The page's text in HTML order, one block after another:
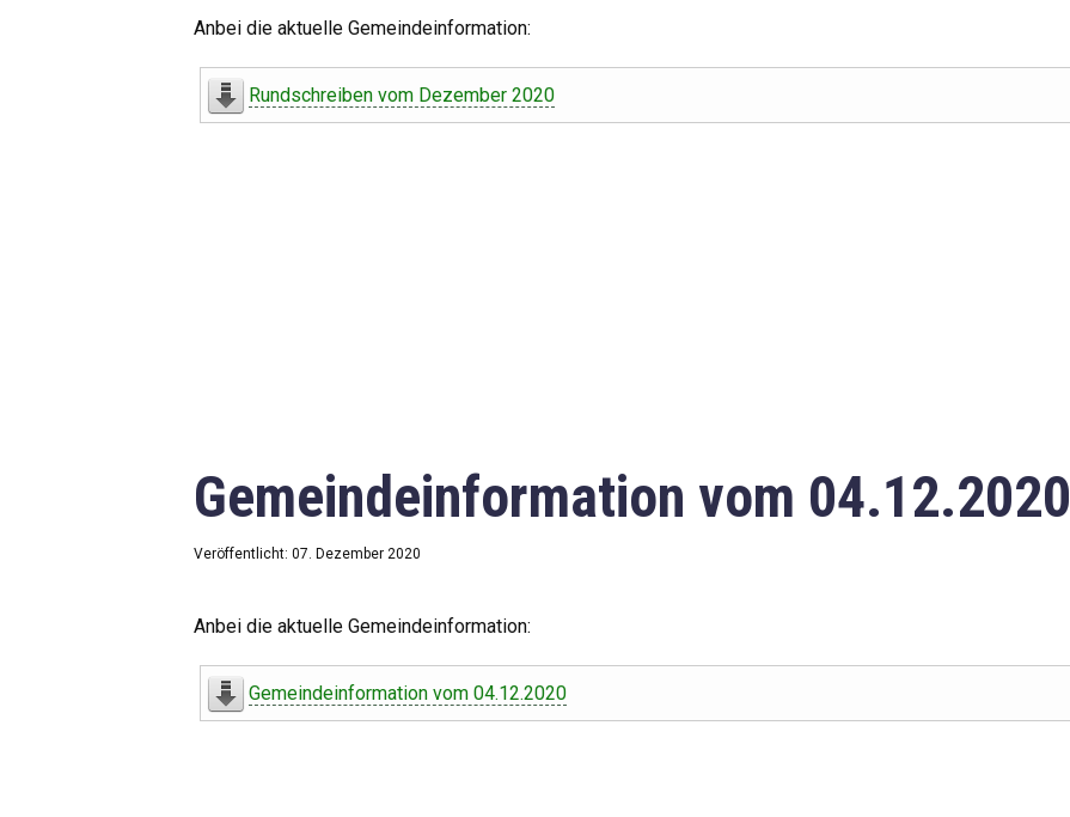
Anbei die aktuelle Gemeindeinformation:
Rundschreiben vom Dezember 2020
Gemeindeinformation vom 04.12.2020
Veröffentlicht: 07. Dezember 2020
Anbei die aktuelle Gemeindeinformation:
Gemeindeinformation vom 04.12.2020